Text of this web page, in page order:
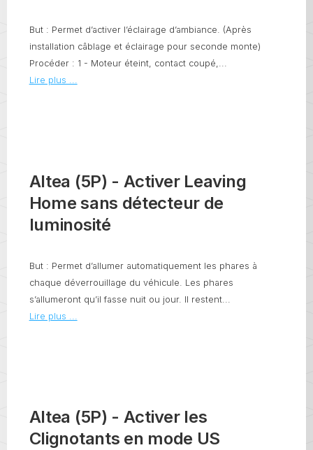
But : Permet d’activer l’éclairage d’ambiance. (Après
installation câblage et éclairage pour seconde monte)
Procéder : 1 - Moteur éteint, contact coupé,...
Lire plus ...
Altea (5P) - Activer Leaving
Home sans détecteur de
luminosité
But : Permet d’allumer automatiquement les phares à
chaque déverrouillage du véhicule. Les phares
s’allumeront qu’il fasse nuit ou jour. Il restent...
Lire plus ...
Altea (5P) - Activer les
Clignotants en mode US